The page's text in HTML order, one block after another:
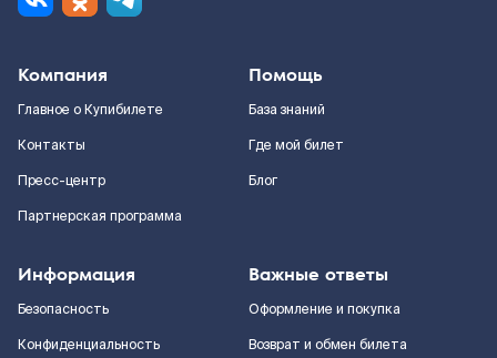
Компания
Главное о Купибилете
Контакты
Пресс-центр
Партнерская программа
Помощь
База знаний
Где мой билет
Блог
Информация
Безопасность
Конфиденциальность
Важные ответы
Оформление и покупка
Возврат и обмен билета